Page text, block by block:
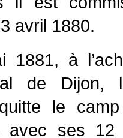
avril 1880.
1881, à
de Dijon,
le camp
avec ses 12